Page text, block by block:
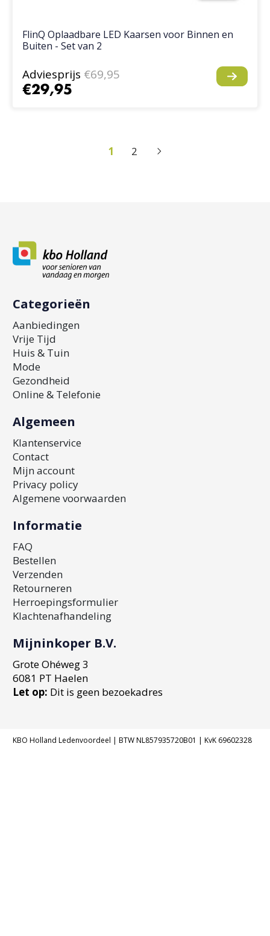
FlinQ Oplaadbare LED Kaarsen voor Binnen en
Buiten - Set van 2
Adviesprijs €69,95
€29,95
1 2
Categorieën
Aanbiedingen
Vrije Tijd
Huis & Tuin
Mode
Gezondheid
Online & Telefonie
Algemeen
Klantenservice
Contact
Mijn account
Privacy policy
Algemene voorwaarden
Informatie
FAQ
Bestellen
Verzenden
Retourneren
Herroepingsformulier
Klachtenafhandeling
Mijninkoper B.V.
Grote Ohéweg 3
6081 PT Haelen
Let op: Dit is geen bezoekadres
KBO Holland Ledenvoordeel | BTW NL857935720B01 | KvK 69602328